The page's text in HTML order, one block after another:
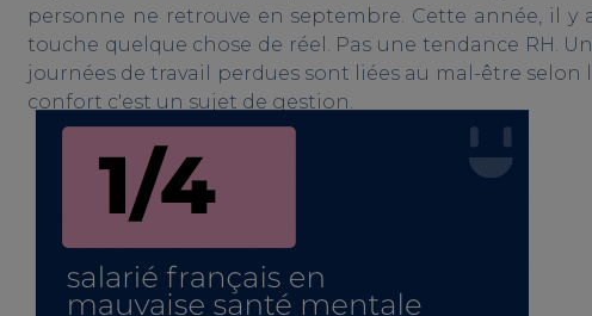
personne ne retrouve en septembre. Cette année, il
touche quelque chose de réel. Pas une tendance RH.
journées de travail perdues sont liées au mal-être selon
confort c'est un sujet de gestion.